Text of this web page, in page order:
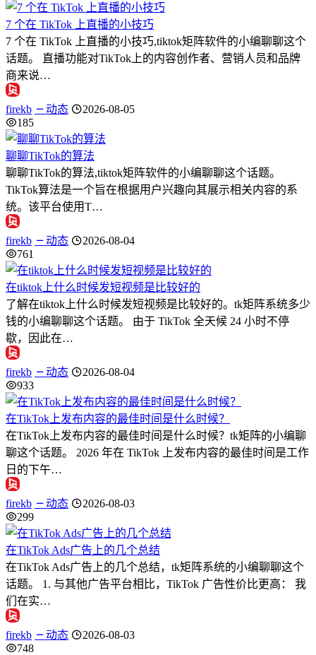
7 个在 TikTok 上直播的小技巧
7 个在 TikTok 上直播的小技巧,tiktok矩阵软件的小编聊聊这个
话题。 直播功能对TikTok上的内容创作者、营销人员和品牌
商来说…
firekb 动态
2026-08-05
185
聊聊TikTok的算法
聊聊TikTok的算法,tiktok矩阵软件的小编聊聊这个话题。
TikTok算法是一个旨在根据用户兴趣向其展示相关内容的系
统。该平台使用T…
firekb 动态
2026-08-04
761
在tiktok上什么时候发短视频是比较好的
了解在tiktok上什么时候发短视频是比较好的。tk矩阵系统多少
钱的小编聊聊这个话题。 由于 TikTok 全天候 24 小时不停
歇，因此在…
firekb 动态
2026-08-04
933
在TikTok上发布内容的最佳时间是什么时候？
在TikTok上发布内容的最佳时间是什么时候？tk矩阵的小编聊
聊这个话题。 2026 年在 TikTok 上发布内容的最佳时间是工作
日的下午…
firekb 动态
2026-08-03
299
在TikTok Ads广告上的几个总结
在TikTok Ads广告上的几个总结，tk矩阵系统的小编聊聊这个
话题。 1. 与其他广告平台相比，TikTok 广告性价比更高： 我
们在实…
firekb 动态
2026-08-03
748